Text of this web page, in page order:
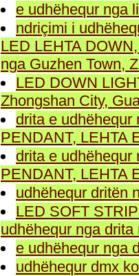
e udhëhequr nga
ndriçimi i
LED LEHTA
nga Guzhen Town,
LED DOWN
Zhongshan City,
drita e udhëhequr
PENDANT, LEHTA
drita e udhëhequr
PENDANT, LEHTA
udhëhequr dritën
LED SOFT
udhëhequr nga
e udhëhequr nga
udhëhequr dmx